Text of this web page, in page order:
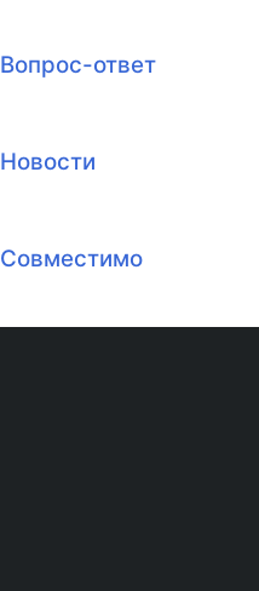
Вопрос-ответ
Новости
Совместимо